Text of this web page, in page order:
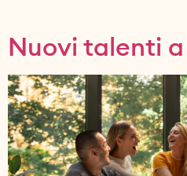
Nuovi talenti